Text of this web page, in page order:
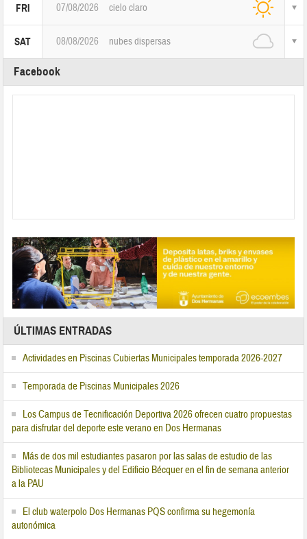
FRI 07/08/2026 cielo claro
SAT 08/08/2026 nubes dispersas
Facebook
ÚLTIMAS ENTRADAS
Actividades en Piscinas Cubiertas Municipales temporada 2026-2027
Temporada de Piscinas Municipales 2026
Los Campus de Tecnificación Deportiva 2026 ofrecen cuatro propuestas
para disfrutar del deporte este verano en Dos Hermanas
Más de dos mil estudiantes pasaron por las salas de estudio de las
Bibliotecas Municipales y del Edificio Bécquer en el fin de semana anterior
a la PAU
El club waterpolo Dos Hermanas PQS confirma su hegemonía
autonómica